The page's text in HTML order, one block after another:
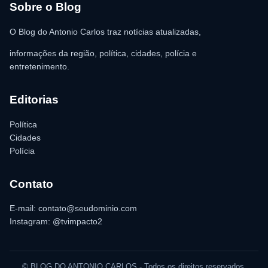
para as providências legais.
Sobre o Blog
O Blog do Antonio Carlos traz notícias atualizadas,
informações da região, política, cidades, polícia e
entretenimento.
Editorias
Política
Cidades
Polícia
Contato
E-mail: contato@seudominio.com
Instagram: @tvimpacto2